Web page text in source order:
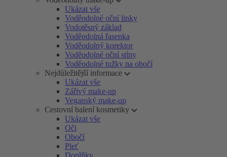
Ukázat vše
Voděodolné oční linky
Vodotěsný základ
Voděodolná řasenka
Voděodolný korektor
Voděodolné oční stíny
Voděodolné tužky na obočí
Nejdůležitější informace
Ukázat vše
Zářivý make-up
Veganský make-up
Cestovní balení kosmetiky
Ukázat vše
Oči
Obočí
Pleť
Doplňky